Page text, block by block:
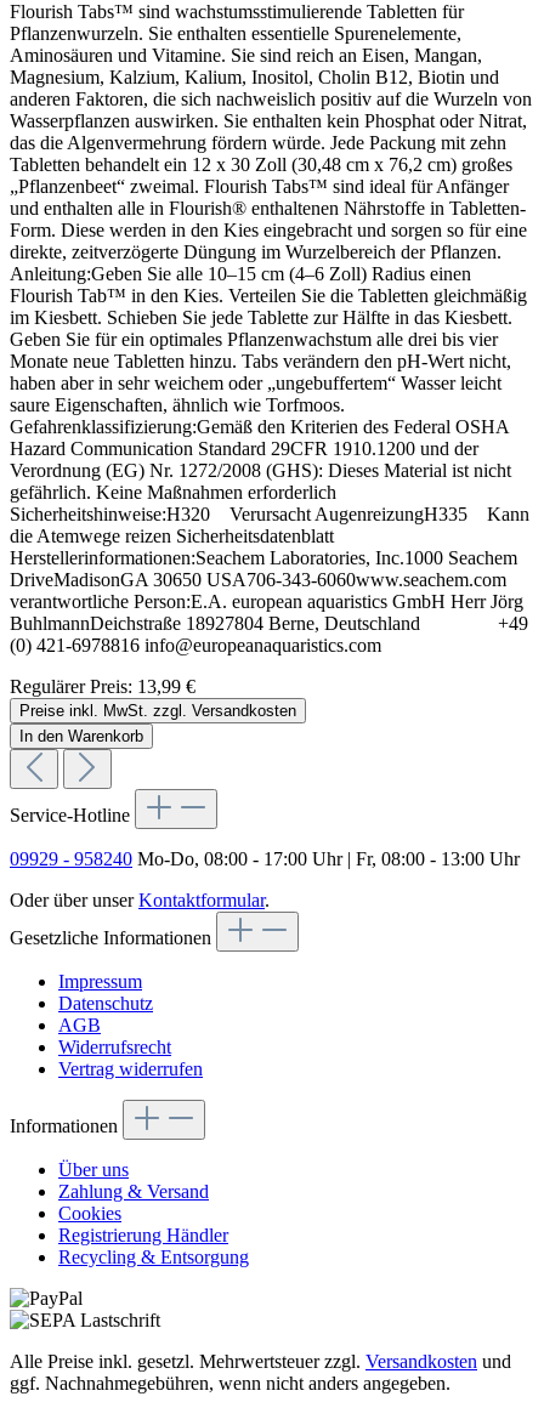
Flourish Tabs™ sind wachstumsstimulierende Tabletten für
Pflanzenwurzeln. Sie enthalten essentielle Spurenelemente,
Aminosäuren und Vitamine. Sie sind reich an Eisen, Mangan,
Magnesium, Kalzium, Kalium, Inositol, Cholin B12, Biotin und
anderen Faktoren, die sich nachweislich positiv auf die Wurzeln von
Wasserpflanzen auswirken. Sie enthalten kein Phosphat oder Nitrat,
das die Algenvermehrung fördern würde. Jede Packung mit zehn
Tabletten behandelt ein 12 x 30 Zoll (30,48 cm x 76,2 cm) großes
„Pflanzenbeet“ zweimal. Flourish Tabs™ sind ideal für Anfänger
und enthalten alle in Flourish® enthaltenen Nährstoffe in Tabletten-
Form. Diese werden in den Kies eingebracht und sorgen so für eine
direkte, zeitverzögerte Düngung im Wurzelbereich der Pflanzen.
Anleitung:Geben Sie alle 10–15 cm (4–6 Zoll) Radius einen
Flourish Tab™ in den Kies. Verteilen Sie die Tabletten gleichmäßig
im Kiesbett. Schieben Sie jede Tablette zur Hälfte in das Kiesbett.
Geben Sie für ein optimales Pflanzenwachstum alle drei bis vier
Monate neue Tabletten hinzu. Tabs verändern den pH-Wert nicht,
haben aber in sehr weichem oder „ungebuffertem“ Wasser leicht
saure Eigenschaften, ähnlich wie Torfmoos.
Gefahrenklassifizierung:Gemäß den Kriterien des Federal OSHA
Hazard Communication Standard 29CFR 1910.1200 und der
Verordnung (EG) Nr. 1272/2008 (GHS): Dieses Material ist nicht
gefährlich. Keine Maßnahmen erforderlich
Sicherheitshinweise:H320 Verursacht AugenreizungH335 Kann
die Atemwege reizen Sicherheitsdatenblatt
Herstellerinformationen:Seachem Laboratories, Inc.1000 Seachem
DriveMadisonGA 30650 USA706-343-6060www.seachem.com
verantwortliche Person:E.A. european aquaristics GmbH Herr Jörg
BuhlmannDeichstraße 18927804 Berne, Deutschland +49
(0) 421-6978816 info@europeanaquaristics.com
Regulärer Preis: 13,99 €
Preise inkl. MwSt. zzgl. Versandkosten
In den Warenkorb
Service-Hotline
09929 - 958240 Mo-Do, 08:00 - 17:00 Uhr | Fr, 08:00 - 13:00 Uhr
Oder über unserKontaktformular.
Gesetzliche Informationen
Impressum
Datenschutz
AGB
Widerrufsrecht
Vertrag widerrufen
Informationen
Über uns
Zahlung & Versand
Cookies
Registrierung Händler
Recycling & Entsorgung
Alle Preise inkl. gesetzl. Mehrwertsteuer zzgl. Versandkosten und
ggf. Nachnahmegebühren, wenn nicht anders angegeben.